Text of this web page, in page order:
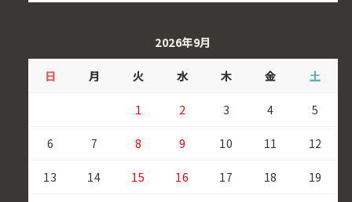
2026年9月
日 月 火 水 木 金 土
1 2 3 4 5
6 7 8 9 10 11 12
13 14 15 16 17 18 19